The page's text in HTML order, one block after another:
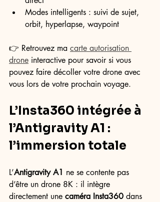
Modes intelligents : suivi de sujet,
orbit, hyperlapse, waypoint
👉 Retrouvez ma carte autorisation
drone interactive pour savoir si vous
pouvez faire décoller votre drone avec
vous lors de votre prochain voyage.
L’Insta360 intégrée à
l’Antigravity A1 :
l’immersion totale
L’Antigravity A1 ne se contente pas
d’être un drone 8K : il intègre
directement une caméra Insta360 dans